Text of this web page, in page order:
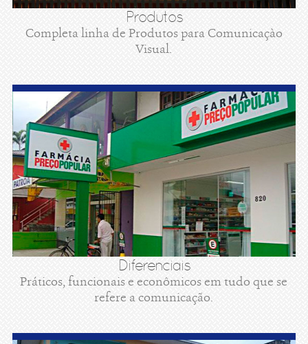
Produtos
Completa linha de Produtos para Comunicaçào
Visual.
Diferenciais
Práticos, funcionais e econômicos em tudo que se
refere a comunicação.